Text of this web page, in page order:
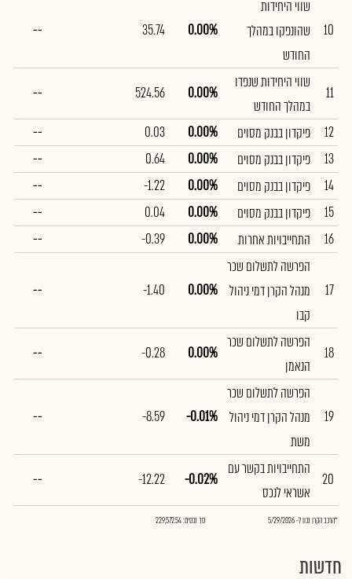
10
שווי היחידות
שהונפקו במהלך
החודש
0.00%
35.74
--
11
שווי היחידות שנפדו
במהלך החודש
0.00%
524.56
--
12
פיקדון בבנק מסוים 0.00%
0.03
--
13
פיקדון בבנק מסוים 0.00%
0.64
--
14
פיקדון בבנק מסוים 0.00%
-1.22
--
15
פיקדון בבנק מסוים 0.00%
0.04
--
16
התחייבויות אחרות 0.00%
-0.39
--
17
הפרשה לתשלום שכר
מנהל הקרן דמי ניהול
קבו
0.00%
-1.40
--
18
הפרשה לתשלום שכר
הנאמן
0.00%
-0.28
--
19
הפרשה לתשלום שכר
מנהל הקרן דמי ניהול
משת
-0.01%
-8.59
--
20
התחייבויות בקשר עם
אשראי לנכס
-0.02%
-12.22
--
*הרכב הקרן נכון ל- 5/29/2026 סך נכסים: 229,572.54
חדשות